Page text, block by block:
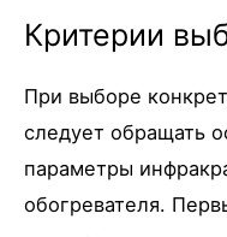
Критерии
При выборе
следует обращать
параметры
обогревателя.